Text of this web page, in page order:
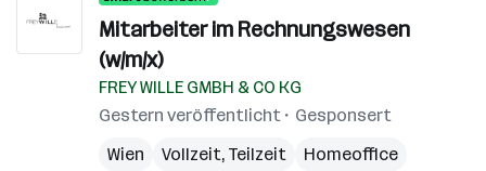
Mitarbeiter im Rechnungswesen
(w/m/x)
FREY WILLE GMBH & CO KG
Gestern veröffentlicht
Gesponsert
Wien
Vollzeit, Teilzeit
Homeoffice